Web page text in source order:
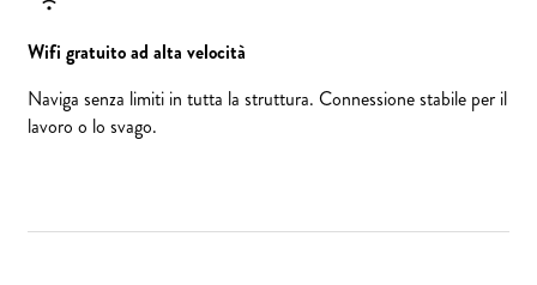
Wifi gratuito ad alta velocità
Naviga senza limiti in tutta la struttura. Connessione stabile per il
lavoro o lo svago.